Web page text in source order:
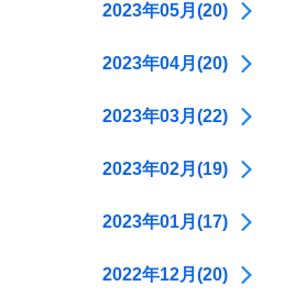
2023年05月(20)
2023年04月(20)
2023年03月(22)
2023年02月(19)
2023年01月(17)
2022年12月(20)